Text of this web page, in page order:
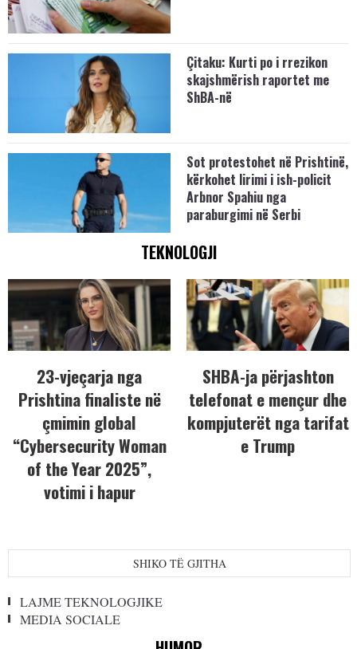
Çitaku: Kurti po i rrezikon
skajshmërish raportet me
ShBA-në
Sot protestohet në Prishtinë,
kërkohet lirimi i ish-policit
Arbnor Spahiu nga
paraburgimi në Serbi
TEKNOLOGJI
23-vjeçarja nga
Prishtina finaliste në
çmimin global
“Cybersecurity Woman
of the Year 2025”,
votimi i hapur
SHBA-ja përjashton
telefonat e mençur dhe
kompjuterët nga tarifat
e Trump
SHIKO TË GJITHA
LAJME TEKNOLOGJIKE
MEDIA SOCIALE